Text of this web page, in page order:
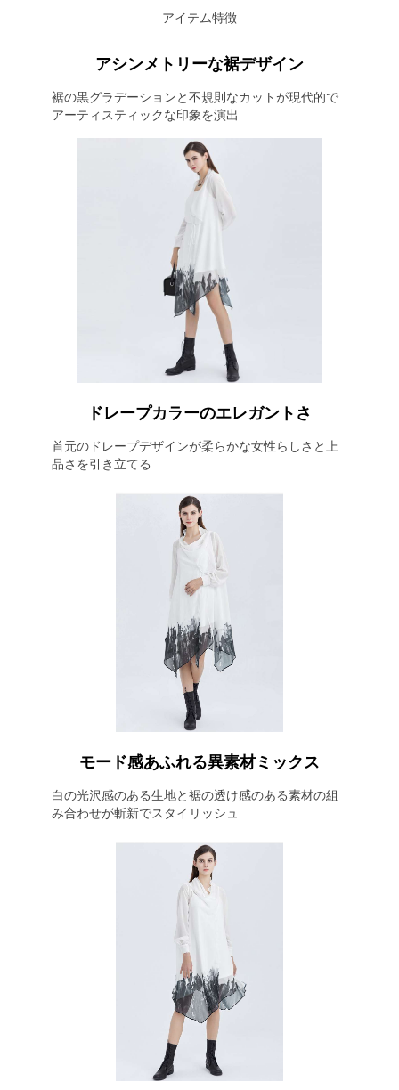
アイテム特徴
アシンメトリーな裾デザイン
裾の黒グラデーションと不規則なカットが現代的で
アーティスティックな印象を演出
ドレープカラーのエレガントさ
首元のドレープデザインが柔らかな女性らしさと上
品さを引き立てる
モード感あふれる異素材ミックス
白の光沢感のある生地と裾の透け感のある素材の組
み合わせが斬新でスタイリッシュ